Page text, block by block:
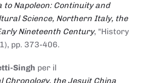
Napoleon: Continuity and
Science, Northern Italy, the
Nineteenth Century, "History
pp. 373-406.
Singh per il
Chronology, the Jesuit China